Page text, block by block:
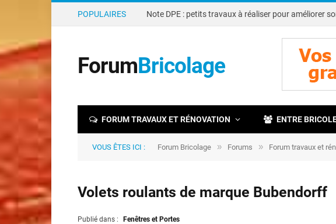
POPULAIRES
ForumBricolage
FORUM TRAVAUX ET RÉNOVATION ENTRE
VOUS ÊTES ICI : Forum Bricolage » Forums » Forum travaux et
Volets roulants de marque Bubendorff
Publié dans : Fenêtres et Portes